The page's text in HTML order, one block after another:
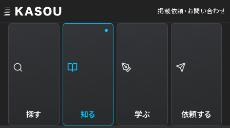
掲載依頼・お問い合わせ
探す 知る 学ぶ 依頼する